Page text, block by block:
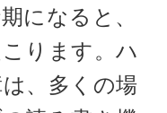
になると、
ります。ハ
、多くの場